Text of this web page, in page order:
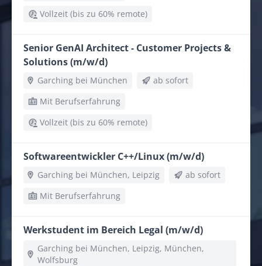
Vollzeit (bis zu 60% remote)
Senior GenAI Architect - Customer Projects &
Solutions (m/w/d)
Garching bei München
ab sofort
Mit Berufserfahrung
Vollzeit (bis zu 60% remote)
Softwareentwickler C++/Linux (m/w/d)
Garching bei München, Leipzig
ab sofort
Mit Berufserfahrung
Werkstudent im Bereich Legal (m/w/d)
Garching bei München, Leipzig, München,
Wolfsburg